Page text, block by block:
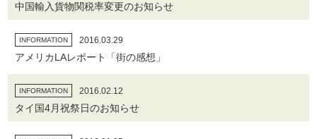
中国輸入貨物関税率変更のお知らせ
INFORMATION 2016.03.29
アメリカLAレポート「街の感想」
INFORMATION 2016.02.12
タイ国4月祝祭日のお知らせ